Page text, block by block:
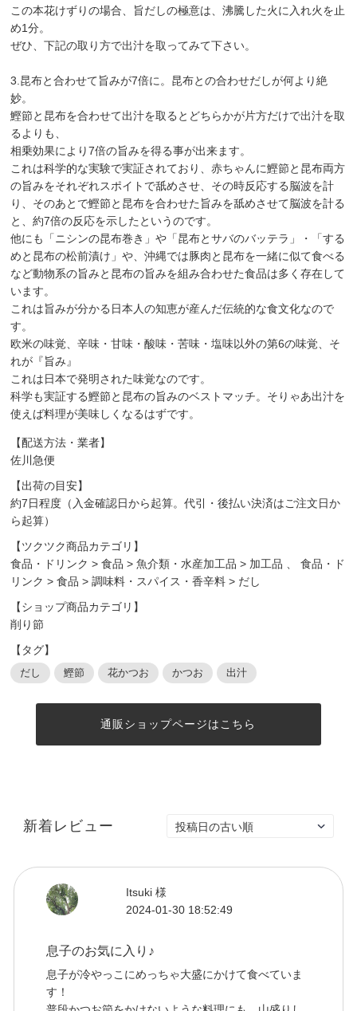
この本花けずりの場合、旨だしの極意は、沸騰した火に入れ火を止
め1分。
ぜひ、下記の取り方で出汁を取ってみて下さい。
3.昆布と合わせて旨みが7倍に。昆布との合わせだしが何より絶
妙。
鰹節と昆布を合わせて出汁を取るとどちらかが片方だけで出汁を取
るよりも、
相乗効果により7倍の旨みを得る事が出来ます。
これは科学的な実験で実証されており、赤ちゃんに鰹節と昆布両方
の旨みをそれぞれスポイトで舐めさせ、その時反応する脳波を計
り、そのあとで鰹節と昆布を合わせた旨みを舐めさせて脳波を計る
と、約7倍の反応を示したというのです。
他にも「ニシンの昆布巻き」や「昆布とサバのバッテラ」・「する
めと昆布の松前漬け」や、沖縄では豚肉と昆布を一緒に似て食べる
など動物系の旨みと昆布の旨みを組み合わせた食品は多く存在して
います。
これは旨みが分かる日本人の知恵が産んだ伝統的な食文化なので
す。
欧米の味覚、辛味・甘味・酸味・苦味・塩味以外の第6の味覚、そ
れが『旨み』
これは日本で発明された味覚なのです。
科学も実証する鰹節と昆布の旨みのベストマッチ。そりゃあ出汁を
使えば料理が美味しくなるはずです。
【配送方法・業者】
佐川急便
【出荷の目安】
約7日程度（入金確認日から起算。代引・後払い決済はご注文日か
ら起算）
【ツクツク商品カテゴリ】
食品・ドリンク >食品 >魚介類・水産加工品 > 加工品 、食品・ド
リンク >食品 >調味料・スパイス・香辛料 > だし
【ショップ商品カテゴリ】
削り節
【タグ】
だし 鰹節 花かつお かつお 出汁
通販ショップページはこちら
新着レビュー
Itsuki 様
2024-01-30 18:52:49
息子のお気に入り♪
息子が冷やっこにめっちゃ大盛にかけて食べていま
す！